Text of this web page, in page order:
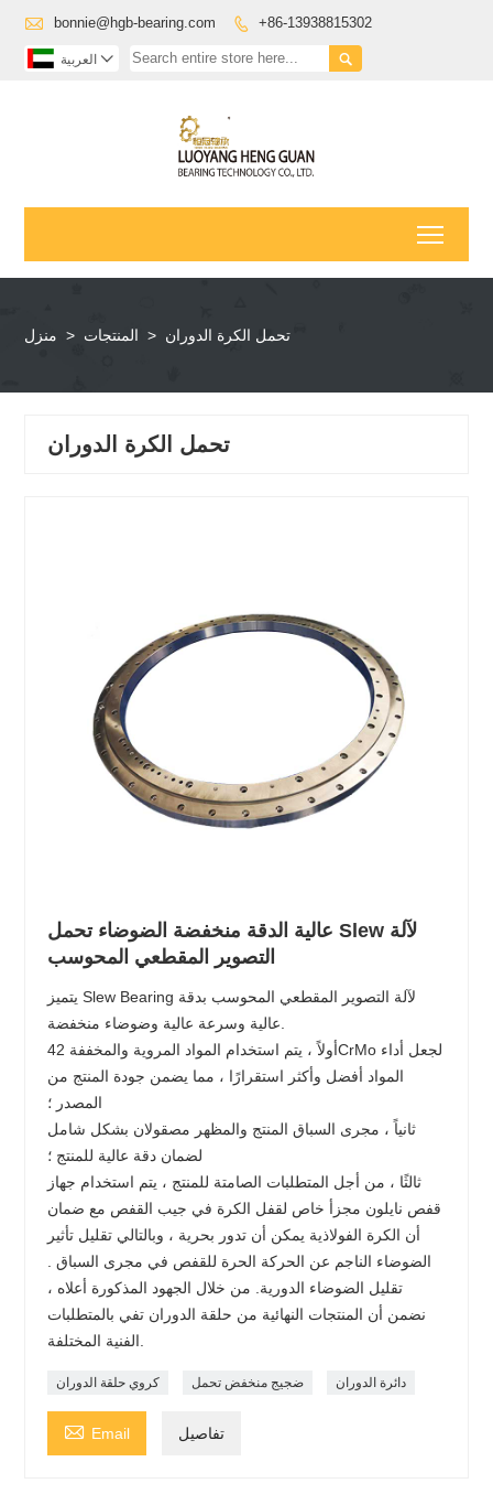
 bonnie@hgb-bearing.com  +86-13938815302
 العربية 
منزل > المنتجات > تحمل الكرة الدوران
تحمل الكرة الدوران
عالية الدقة منخفضة الضوضاء تحمل Slew لآلة
التصوير المقطعي المحوسب
يتميز Slew Bearing لآلة التصوير المقطعي المحوسب بدقة
أولاً ، يتم استخدام المواد المروية والمخففة 42CrMo لجعل أداء
المواد أفضل وأكثر استقرارًا ، مما يضمن جودة المنتج من
المصدر ؛
ثانياً ، مجرى السباق المنتج والمظهر مصقولان بشكل شامل
لضمان دقة عالية للمنتج ؛
ثالثًا ، من أجل المتطلبات الصامتة للمنتج ، يتم استخدام جهاز
قفص نايلون مجزأ خاص لقفل الكرة في جيب القفص مع ضمان
أن الكرة الفولاذية يمكن أن تدور بحرية ، وبالتالي تقليل تأثير
الضوضاء الناجم عن الحركة الحرة للقفص في مجرى السباق .
تقليل الضوضاء الدورية. من خلال الجهود المذكورة أعلاه ،
نضمن أن المنتجات النهائية من حلقة الدوران تفي بالمتطلبات
كروي حلقة الدوران ضجيج منخفض تحمل دائرة الدوران
 Email تفاصيل